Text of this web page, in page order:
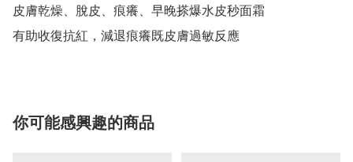
皮膚乾燥、脫皮、痕癢、早晚搽爆水皮秒面霜
有助收復抗紅，減退痕癢既皮膚過敏反應
你可能感興趣的商品